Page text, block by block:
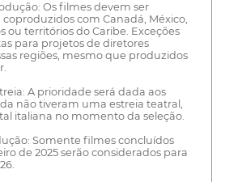
Os filmes devem ser
com Canadá, México,
ou territórios do Caribe. Exceções
para projetos de diretores
regiões, mesmo que produzidos
A prioridade será dada aos
não tiveram uma estreia teatral,
italiana no momento da seleção.
Somente filmes concluídos
de 2025 serão considerados para